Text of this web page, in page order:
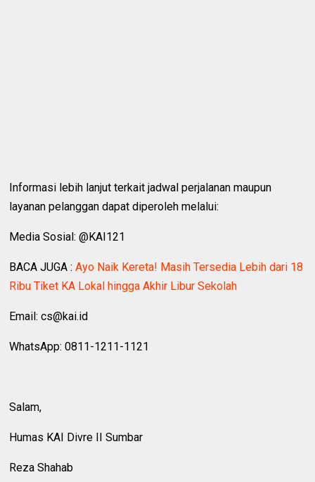
Informasi lebih lanjut terkait jadwal perjalanan maupun
layanan pelanggan dapat diperoleh melalui:
Media Sosial: @KAI121
BACA JUGA :Ayo Naik Kereta! Masih Tersedia Lebih dari 18
Ribu Tiket KA Lokal hingga Akhir Libur Sekolah
Email: cs@kai.id
WhatsApp: 0811-1211-1121
Salam,
Humas KAI Divre II Sumbar
Reza Shahab